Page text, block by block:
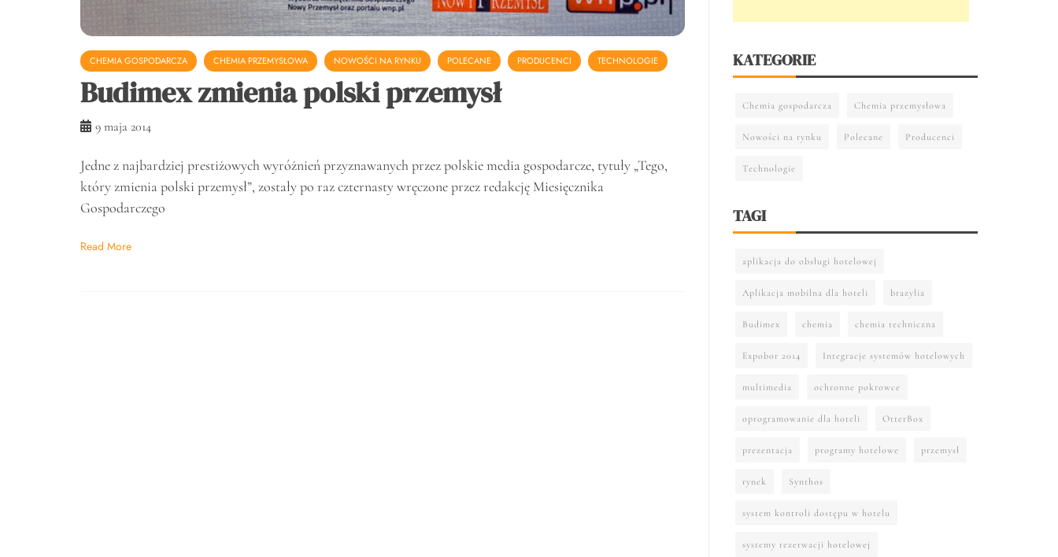
CHEMIA GOSPODARCZA CHEMIA PRZEMYSŁOWA NOWOŚCI NA RYNKU POLECANE PRODUCENCI TECHNOLOGIE
Budimex zmienia polski przemysł
9 maja 2014
Jedne z najbardziej prestiżowych wyróżnień przyznawanych przez polskie media gospodarcze, tytuły „Tego,
który zmienia polski przemysł”, zostały po raz czternasty wręczone przez redakcję Miesięcznika
Gospodarczego
Read More
KATEGORIE
Chemia gospodarcza Chemia przemysłowa
Nowości na rynku Polecane Producenci
Technologie
TAGI
aplikacja do obsługi hotelowej
Aplikacja mobilna dla hoteli brazylia
Budimex chemia chemia techniczna
Expobor 2014 Integracje systemów hotelowych
multimedia ochronne pokrowce
oprogramowanie dla hoteli OtterBox
prezentacja programy hotelowe przemysł
rynek Synthos
system kontroli dostępu w hotelu
systemy rezerwacji hotelowej